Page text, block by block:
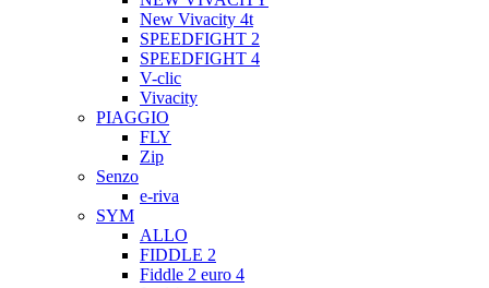
New Vivacity 4t
SPEEDFIGHT 2
SPEEDFIGHT 4
V-clic
Vivacity
PIAGGIO
FLY
Zip
Senzo
e-riva
SYM
ALLO
FIDDLE 2
Fiddle 2 euro 4